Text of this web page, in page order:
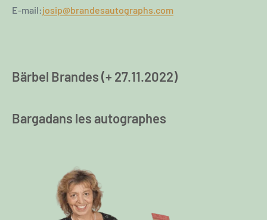
E-mail:josip@brandesautographs.com
Bärbel Brandes (+ 27.11.2022)
Bargadans les autographes